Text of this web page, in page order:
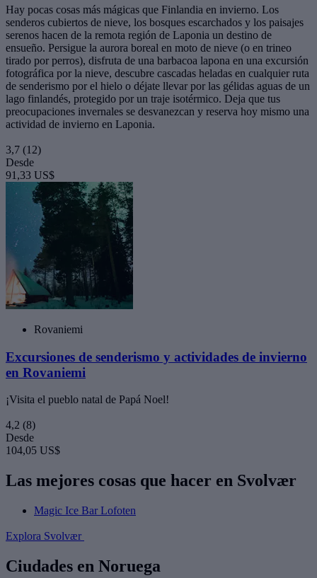
Hay pocas cosas más mágicas que Finlandia en invierno. Los
senderos cubiertos de nieve, los bosques escarchados y los paisajes
serenos hacen de la remota región de Laponia un destino de
ensueño. Persigue la aurora boreal en moto de nieve (o en trineo
tirado por perros), disfruta de una barbacoa lapona en una excursión
fotográfica por la nieve, descubre cascadas heladas en cualquier ruta
de senderismo por el hielo o déjate llevar por las gélidas aguas de un
lago finlandés, protegido por un traje isotérmico. Deja que tus
preocupaciones invernales se desvanezcan y reserva hoy mismo una
actividad de invierno en Laponia.
3,7 (12)
Desde
91,33 US$
Rovaniemi
Excursiones de senderismo y actividades de invierno
en Rovaniemi
¡Visita el pueblo natal de Papá Noel!
4,2 (8)
Desde
104,05 US$
Las mejores cosas que hacer en Svolvær
Magic Ice Bar Lofoten
Explora Svolvær
Ciudades en Noruega